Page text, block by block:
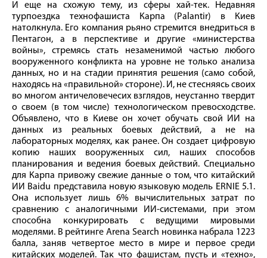
И еще на схожую тему, из сферы хай-тек. Недавняя
турпоездка технофашиста Карпа (Palantir) в Киев
натолкнула. Его компания рьяно стремится внедриться в
Пентагон, а в перспективе и другие «министерства
войны», стремясь стать незаменимой частью любого
вооруженного конфликта на уровне не только анализа
данных, но и на стадии принятия решения (само собой,
находясь на «правильной» стороне). И, не стесняясь своих
во многом античеловечесих взглядов, неустанно твердит
о своем (в том числе) технологическом превосходстве.
Объявлено, что в Киеве он хочет обучать свой ИИ на
данных из реальных боевых действий, а не на
лабораторных моделях, как ранее. Он создает цифровую
копию наших вооруженных сил, наших способов
планирования и ведения боевых действий. Специально
для Карпа привожу свежие данные о том, что китайский
ИИ Baidu представила новую языковую модель ERNIE 5.1.
Она использует лишь 6% вычислительных затрат по
сравнению с аналогичными ИИ-системами, при этом
способна конкурировать с ведущими мировыми
моделями. В рейтинге Arena Search новинка набрала 1223
балла, заняв четвертое место в мире и первое среди
китайских моделей. Так что фашистам, пусть и «техно»,